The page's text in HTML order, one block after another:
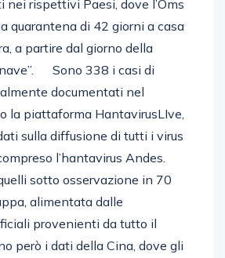
nei rispettivi Paesi, dove l’Oms
quarantena di 42 giorni a casa
a partire dal giorno della
Sono 338 i casi di
documentati nel
la piattaforma HantavirusLIve,
sulla diffusione di tutti i virus
l’hantavirus Andes.
sotto osservazione in 70
alimentata dalle
provenienti da tutto il
però i dati della Cina, dove gli